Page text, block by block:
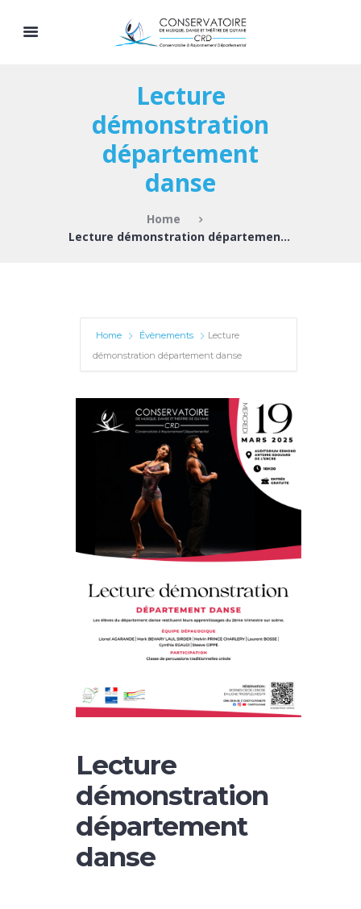
Lecture
démonstration
département
danse
Home
Lecture démonstration département danse
Home Évènements
Lecture
démonstration département danse
Lecture
démonstration
département
danse